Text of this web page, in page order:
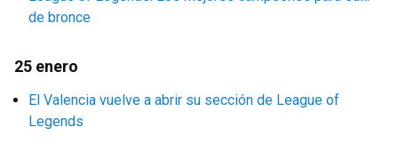
de bronce
25 enero
El Valencia vuelve a abrir su sección de League of
Legends